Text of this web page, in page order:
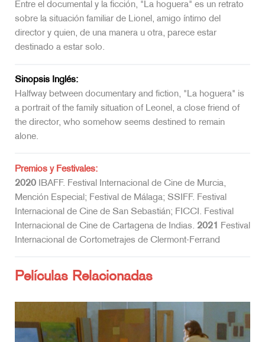
Entre el documental y la ficción, "La hoguera" es un retrato
sobre la situación familiar de Lionel, amigo íntimo del
director y quien, de una manera u otra, parece estar
destinado a estar solo.
Sinopsis Inglés:
Halfway between documentary and fiction, "La hoguera" is
a portrait of the family situation of Leonel, a close friend of
the director, who somehow seems destined to remain
alone.
Premios y Festivales:
2020 IBAFF. Festival Internacional de Cine de Murcia,
Mención Especial; Festival de Málaga; SSIFF. Festival
Internacional de Cine de San Sebastián; FICCI. Festival
Internacional de Cine de Cartagena de Indias. 2021
Festival
Internacional de Cortometrajes de Clermont-Ferrand
Películas Relacionadas